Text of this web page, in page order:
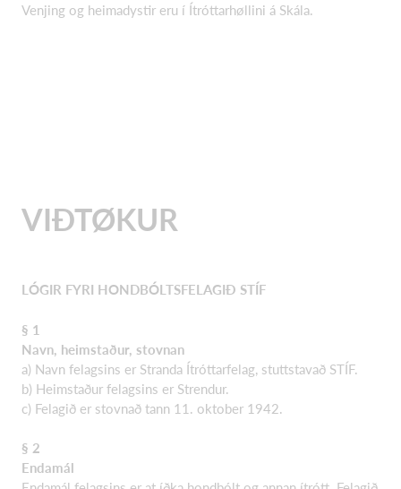
Venjing og heimadystir eru í Ítróttarhøllini á Skála.
VIÐTØKUR
LÓGIR FYRI HONDBÓLTSFELAGIÐ STÍF
§ 1
Navn, heimstaður, stovnan
a) Navn felagsins er Stranda Ítróttarfelag, stuttstavað STÍF.
b) Heimstaður felagsins er Strendur.
c) Felagið er stovnað tann 11. oktober 1942.
§ 2
Endamál